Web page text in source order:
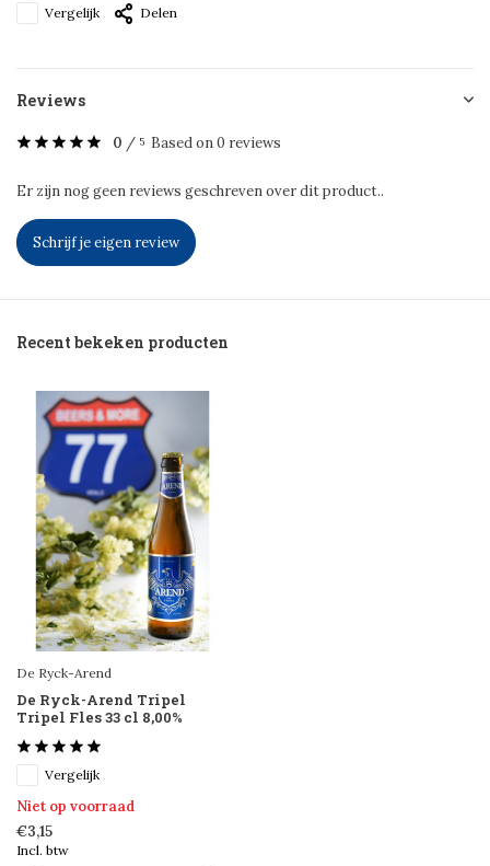
Vergelijk Delen
Reviews
0 / 5 Based on 0 reviews
Er zijn nog geen reviews geschreven over dit product..
Schrijf je eigen review
Recent bekeken producten
De Ryck-Arend
De Ryck-Arend Tripel
Tripel Fles 33 cl 8,00%
Vergelijk
Niet op voorraad
€3,15
Incl. btw